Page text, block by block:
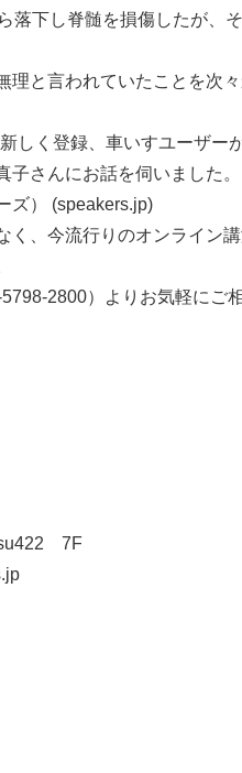
落下し脊髄を損傷したが、
と言われていたことを次
しく登録、車いすユーザー
さんにお話を伺いました。
） (speakers.jp)
、今流行りのオンライン
2800）よりお気軽にご
7F